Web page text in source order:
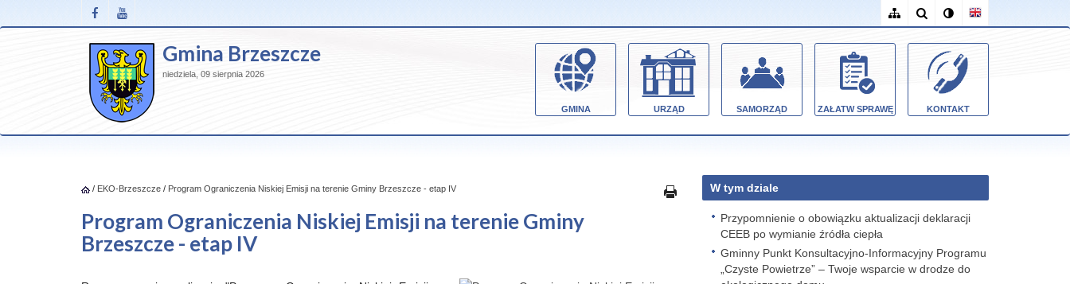
Gmina Brzeszcze
niedziela, 09 sierpnia 2026
GMINA URZĄD SAMORZĄD ZAŁATW SPRAWĘ KONTAKT
/ EKO-Brzeszcze / Program Ograniczenia Niskiej Emisji na terenie Gminy Brzeszcze - etap IV
Program Ograniczenia Niskiej Emisji na terenie Gminy
Brzeszcze - etap IV
W tym dziale
Przypomnienie o obowiązku aktualizacji deklaracji
CEEB po wymianie źródła ciepła
Gminny Punkt Konsultacyjno-Informacyjny Programu
„Czyste Powietrze” – Twoje wsparcie w drodze do